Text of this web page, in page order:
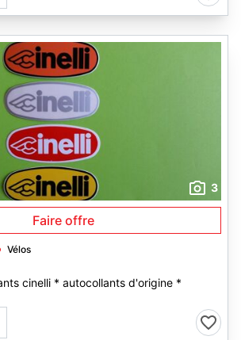
3
Faire offre
Vélos
cinelli * autocollants d'origine *